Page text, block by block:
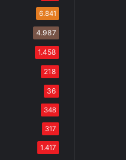
6.841
4.987
1.458
218
36
348
317
1.417